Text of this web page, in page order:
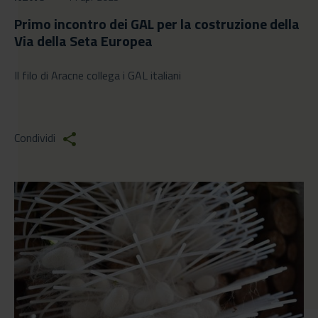
Primo incontro dei GAL per la costruzione della
Via della Seta Europea
Il filo di Aracne collega i GAL italiani
Condividi share